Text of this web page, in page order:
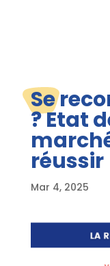
Se
? Etat
réussir
Mar 4, 2025